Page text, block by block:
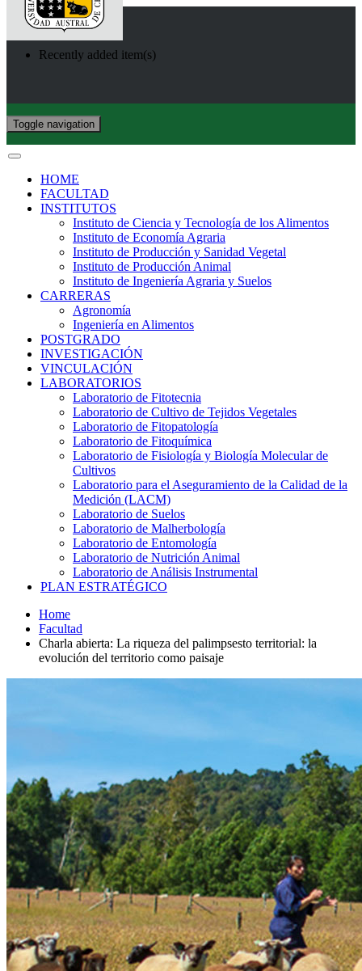
Recently added item(s)
Toggle navigation
HOME
FACULTAD
INSTITUTOS
Instituto de Ciencia y Tecnología de los Alimentos
Instituto de Economía Agraria
Instituto de Producción y Sanidad Vegetal
Instituto de Producción Animal
Instituto de Ingeniería Agraria y Suelos
CARRERAS
Agronomía
Ingeniería en Alimentos
POSTGRADO
INVESTIGACIÓN
VINCULACIÓN
LABORATORIOS
Laboratorio de Fitotecnia
Laboratorio de Cultivo de Tejidos Vegetales
Laboratorio de Fitopatología
Laboratorio de Fitoquímica
Laboratorio de Fisiología y Biología Molecular de
Cultivos
Laboratorio para el Aseguramiento de la Calidad de la
Medición (LACM)
Laboratorio de Suelos
Laboratorio de Malherbología
Laboratorio de Entomología
Laboratorio de Nutrición Animal
Laboratorio de Análisis Instrumental
PLAN ESTRATÉGICO
Home
Facultad
Charla abierta: La riqueza del palimpsesto territorial: la
evolución del territorio como paisaje